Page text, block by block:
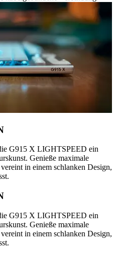
G915 X LIGHTSPEED ein
Genieße maximale
in einem schlanken Design,
G915 X LIGHTSPEED ein
Genieße maximale
in einem schlanken Design,